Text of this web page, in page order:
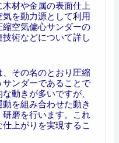
材や金属の表面仕上
を動力源として利用
空気偏心サンダーの
術などについて詳し
その名のとおり圧縮
ンダーであることで
動きが多いですが、
を組み合わせた動き
磨を行います。これ
上がりを実現するこ